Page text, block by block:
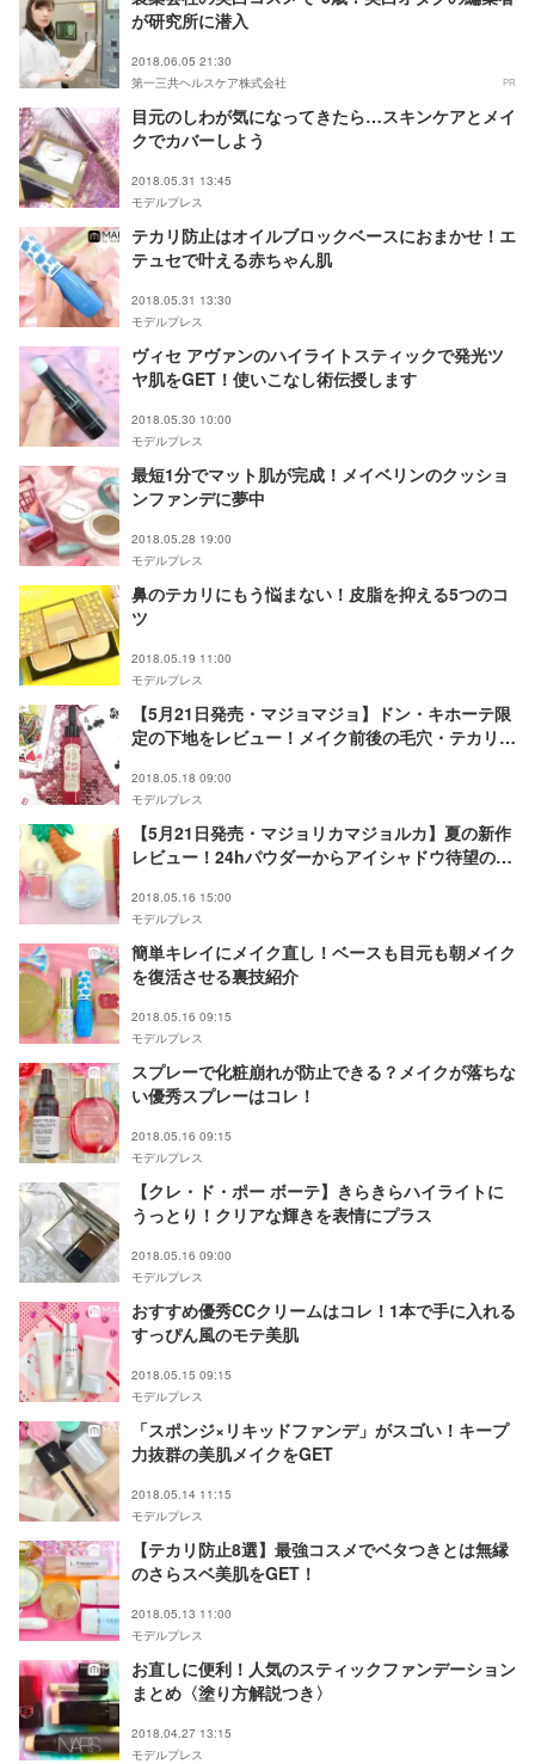
が研究所に潜入
2018.06.05 21:30
第一三共ヘルスケア株式会社
PR
目元のしわが気になってきたら…スキンケアとメイ
クでカバーしよう
2018.05.31 13:45
モデルプレス
テカリ防止はオイルブロックベースにおまかせ！エ
テュセで叶える赤ちゃん肌
2018.05.31 13:30
モデルプレス
ヴィセ アヴァンのハイライトスティックで発光ツ
ヤ肌をGET！使いこなし術伝授します
2018.05.30 10:00
モデルプレス
最短1分でマット肌が完成！メイベリンのクッショ
ンファンデに夢中
2018.05.28 19:00
モデルプレス
鼻のテカリにもう悩まない！皮脂を抑える5つのコ
ツ
2018.05.19 11:00
モデルプレス
【5月21日発売・マジョマジョ】ドン・キホーテ限
定の下地をレビュー！メイク前後の毛穴・テカリ対
2018.05.18 09:00
モデルプレス
【5月21日発売・マジョリカマジョルカ】夏の新作
レビュー！24hパウダーからアイシャドウ待望の新
2018.05.16 15:00
モデルプレス
簡単キレイにメイク直し！ベースも目元も朝メイク
を復活させる裏技紹介
2018.05.16 09:15
モデルプレス
スプレーで化粧崩れが防止できる？メイクが落ちな
い優秀スプレーはコレ！
2018.05.16 09:15
モデルプレス
【クレ・ド・ポー ボーテ】きらきらハイライトに
うっとり！クリアな輝きを表情にプラス
2018.05.16 09:00
モデルプレス
おすすめ優秀CCクリームはコレ！1本で手に入れる
すっぴん風のモテ美肌
2018.05.15 09:15
モデルプレス
「スポンジ×リキッドファンデ」がスゴい！キープ
力抜群の美肌メイクをGET
2018.05.14 11:15
モデルプレス
【テカリ防止8選】最強コスメでベタつきとは無縁
のさらスベ美肌をGET！
2018.05.13 11:00
モデルプレス
お直しに便利！人気のスティックファンデーション
まとめ〈塗り方解説つき〉
2018.04.27 13:15
モデルプレス